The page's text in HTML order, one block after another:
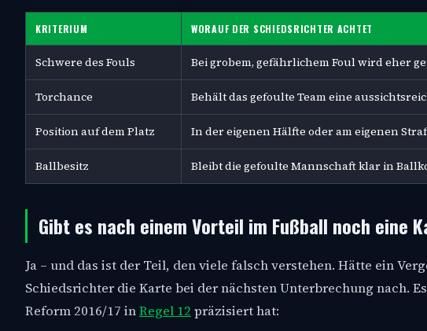
KRITERIUM WORAUF DER SCHIEDSRICHTER ACHTET
Schwere des Fouls Bei grobem, gefährlichem Foul wird eher
Torchance Behält das gefoulte Team eine
Position auf dem Platz In der eigenen Hälfte oder am eigenen
Ballbesitz Bleibt die gefoulte Mannschaft klar in
Gibt es nach einem Vorteil im Fußball noch eine
Ja – und das ist der Teil, den viele falsch verstehen. Hätte ein
Schiedsrichter die Karte bei der nächsten Unterbrechung nach.
Reform 2016/17 inRegel 12 präzisiert hat: